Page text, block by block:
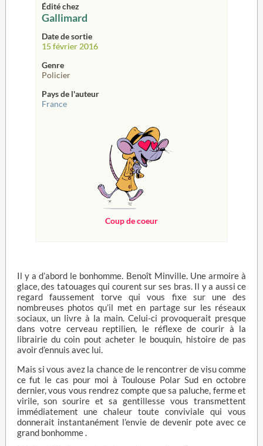
Édité chez
Gallimard
Date de sortie
15 février 2016
Genre
Policier
Pays de l'auteur
France
Coup de coeur
Il y a d’abord le bonhomme. Benoît Minville. Une armoire à
glace, des tatouages qui courent sur ses bras. Il y a aussi ce
regard faussement torve qui vous fixe sur une des
nombreuses photos qu’il met en partage sur les réseaux
sociaux, un livre à la main. Celui-ci provoquerait presque
dans votre cerveau reptilien, le réflexe de courir à la
librairie du coin pout acheter le bouquin, histoire de pas
avoir d’ennuis avec lui.
Mais si vous avez la chance de le rencontrer de visu comme
ce fut le cas pour moi à Toulouse Polar Sud en octobre
dernier, vous vous rendrez compte que sa paluche, ferme et
virile, son sourire et sa gentillesse vous transmettent
immédiatement une chaleur toute conviviale qui vous
donnerait instantanément l’envie de devenir pote avec ce
grand bonhomme .